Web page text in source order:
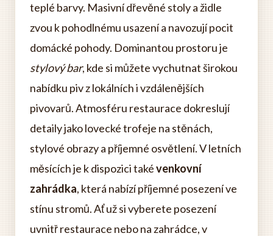
teplé barvy. Masivní dřevěné stoly a židle
zvou k pohodlnému usazení a navozují pocit
domácké pohody. Dominantou prostoru je
stylový bar, kde si můžete vychutnat širokou
nabídku piv z lokálních i vzdálenějších
pivovarů. Atmosféru restaurace dokreslují
detaily jako lovecké trofeje na stěnách,
stylové obrazy a příjemné osvětlení. V letních
měsících je k dispozici takévenkovní
zahrádka, která nabízí příjemné posezení ve
stínu stromů. Ať už si vyberete posezení
uvnitř restaurace nebo na zahrádce, v